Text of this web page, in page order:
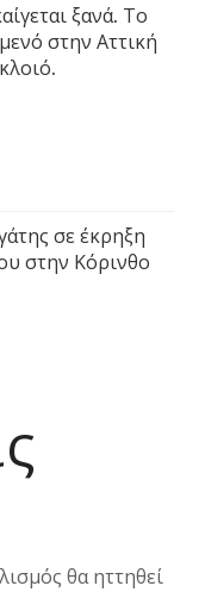
ξανά. Το
στην Αττική
σε έκρηξη
στην Κόρινθο
θα ηττηθεί